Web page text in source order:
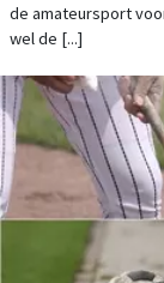
de amateursport
wel de [...]